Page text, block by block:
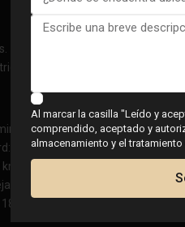
21 km, 20 min.
20 min.
19 km, 20 min.
km, 18 min.
Al marcar la casilla "Leído y
comprendido, aceptado y
almacenamiento y el